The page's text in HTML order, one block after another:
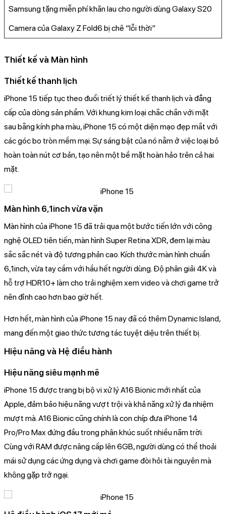
Samsung tặng miễn phí khăn lau cho người dùng Galaxy S20
Camera của Galaxy Z Fold6 bị chê “lỗi thời”
Thiết kế và Màn hình
Thiết kế thanh lịch
iPhone 15 tiếp tục theo đuổi triết lý thiết kế thanh lịch và đẳng
cấp của dòng sản phẩm. Với khung kim loại chắc chắn với mặt
sau bằng kính pha màu, iPhone 15 có một diện mạo đẹp mắt với
các góc bo tròn mềm mại. Sự sáng bật của nó nằm ở việc loại bỏ
hoàn toàn nút cơ bản, tạo nên một bề mặt hoàn hảo trên cả hai
mặt.
Màn hình 6,1inch vừa vặn
Màn hình của iPhone 15 đã trải qua một bước tiến lớn với công
nghệ OLED tiên tiến, màn hình Super Retina XDR, đem lại màu
sắc sắc nét và độ tương phản cao. Kích thước màn hình chuẩn
6,1inch, vừa tay cầm với hầu hết người dùng. Độ phân giải 4K và
hỗ trợ HDR10+ làm cho trải nghiệm xem video và chơi game trở
nên đỉnh cao hơn bao giờ hết.
Hơn hết, màn hình của iPhone 15 nay đã có thêm Dynamic Island,
mang đến một giao thức tương tác tuyệt diệu trên thiết bị.
Hiệu năng và Hệ điều hành
Hiệu năng siêu mạnh mẽ
iPhone 15 được trang bị bộ vi xử lý A16 Bionic mới nhất của
Apple, đảm bảo hiệu năng vượt trội và khả năng xử lý đa nhiệm
mượt mà. A16 Bionic cũng chính là con chíp đưa iPhone 14
Pro/Pro Max đứng đầu trong phân khúc suốt nhiều năm trời.
Cùng với RAM được nâng cấp lên 6GB, người dùng có thể thoải
mái sử dụng các ứng dụng và chơi game đòi hỏi tài nguyên mà
không gặp trở ngại.